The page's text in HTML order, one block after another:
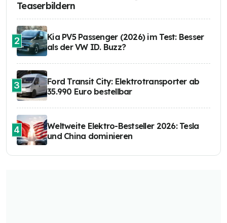
Teaserbildern
2
Kia PV5 Passenger (2026) im Test: Besser
als der VW ID. Buzz?
3
Ford Transit City: Elektrotransporter ab
35.990 Euro bestellbar
4
Weltweite Elektro-Bestseller 2026: Tesla
und China dominieren